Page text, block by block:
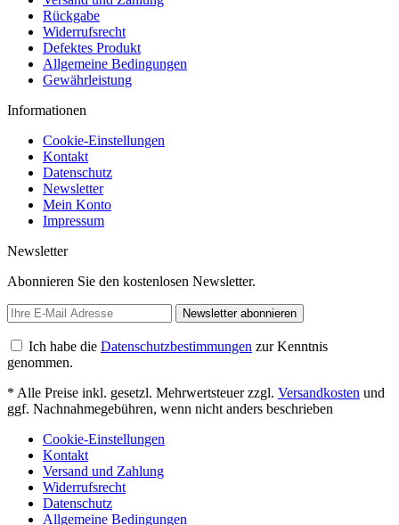
Rückgabe
Widerrufsrecht
Defektes Produkt
Allgemeine Bedingungen
Gewährleistung
Informationen
Cookie-Einstellungen
Kontakt
Datenschutz
Newsletter
Mein Konto
Impressum
Newsletter
Abonnieren Sie den kostenlosen Newsletter.
Newsletter abonnieren
Ich habe die Datenschutzbestimmungen zur Kenntnis
genommen.
* Alle Preise inkl. gesetzl. Mehrwertsteuer zzgl. Versandkosten und
ggf. Nachnahmegebühren, wenn nicht anders beschrieben
Cookie-Einstellungen
Kontakt
Versand und Zahlung
Widerrufsrecht
Datenschutz
Allgemeine Bedingungen